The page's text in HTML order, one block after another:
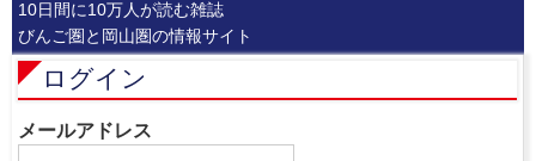
10日間に10万人が読む雑誌
びんご圏と岡山圏の情報サイト
ログイン
メールアドレス